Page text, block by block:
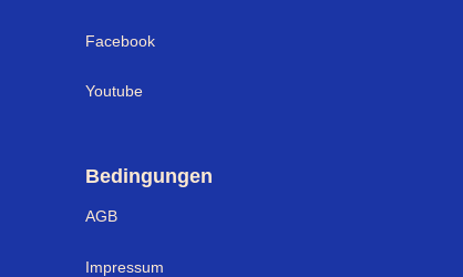
Facebook
Youtube
Bedingungen
AGB
Impressum